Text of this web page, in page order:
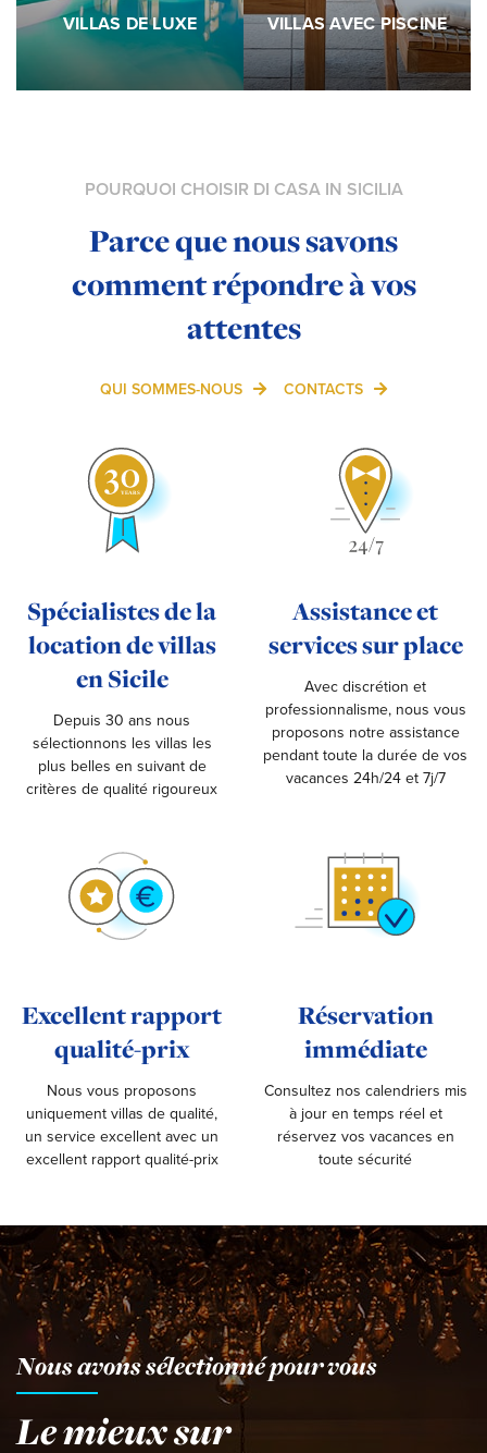
VILLAS DE LUXE VILLAS AVEC PISCINE
POURQUOI CHOISIR DI CASA IN SICILIA
Parce que nous savons
comment répondre à vos
attentes
QUI SOMMES-NOUS CONTACTS
Spécialistes de la
location de villas
en Sicile
Depuis 30 ans nous
sélectionnons les villas les
plus belles en suivant de
critères de qualité rigoureux
Assistance et
services sur place
Avec discrétion et
professionnalisme, nous vous
proposons notre assistance
pendant toute la durée de vos
vacances 24h/24 et 7j/7
Excellent rapport
qualité-prix
Nous vous proposons
uniquement villas de qualité,
un service excellent avec un
excellent rapport qualité-prix
Réservation
immédiate
Consultez nos calendriers mis
à jour en temps réel et
réservez vos vacances en
toute sécurité
Nous avons sélectionné pour vous
Le mieux sur